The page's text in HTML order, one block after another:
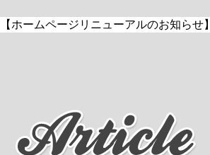
【ホームページリニューアルのお知らせ】